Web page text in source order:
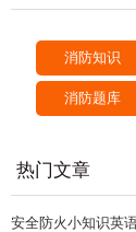
消防知识
消防题库
热门文章
安全防火小知识英